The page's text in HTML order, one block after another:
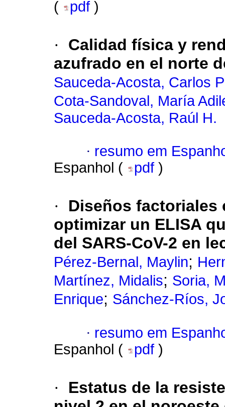
( pdf )
·
Calidad física y
azufrado en el norte
Sauceda-Acosta, Carlos
Cota-Sandoval, María
Sauceda-Acosta, Raúl H.
· resumo em
Espanhol (
pdf )
·
Diseños factoriales
optimizar un ELISA
del SARS-CoV-2 en
Pérez-Bernal, Maylin;
Martínez, Midalis; Soria,
Enrique; Sánchez-Ríos,
· resumo em
Espanhol (
pdf )
·
Estatus de la